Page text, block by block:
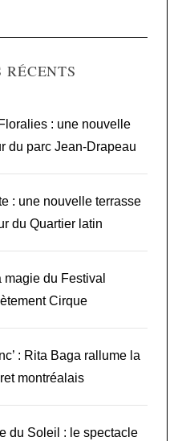
RÉCENTS
: une nouvelle
du parc Jean-Drapeau
: une nouvelle terrasse
du Quartier latin
du Festival
Cirque
: Rita Baga rallume la
montréalais
du Soleil : le spectacle